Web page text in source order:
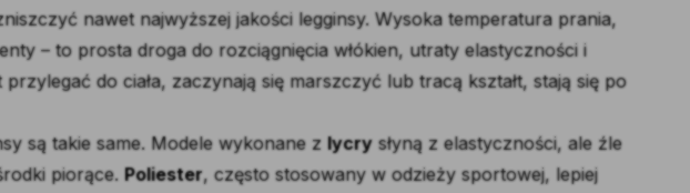
nawet najwyższej jakości legginsy. Wysoka temperatura prania,
– to prosta droga do rozciągnięcia włókien, utraty elastyczności i
do ciała, zaczynają się marszczyć lub tracą kształt, stają się po
są takie same. Modele wykonane z lycry słyną z elastyczności, ale źle
piorące. Poliester, często stosowany w odzieży sportowej, lepiej